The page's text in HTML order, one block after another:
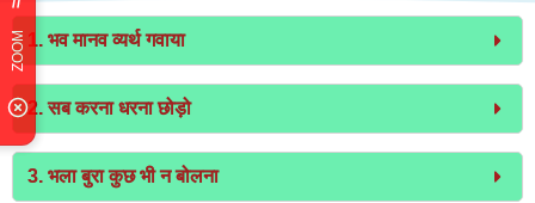
1. भव मानव व्यर्थ गवाया
2. सब करना धरना छोड़ो
3. भला बुरा कुछ भी न बोलना